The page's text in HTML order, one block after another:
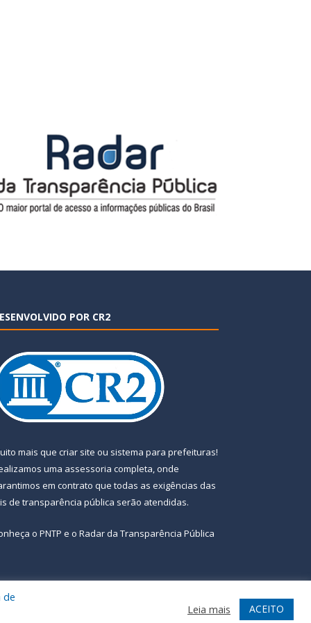
POR CR2
mais que criar site ou sistema para prefeituras!
uma assessoria completa, onde
em contrato que todas as exigências das
de transparência pública serão atendidas.
o PNTP e o Radar da Transparência Pública
Acessar Webmail
de
Leia mais ACEITO